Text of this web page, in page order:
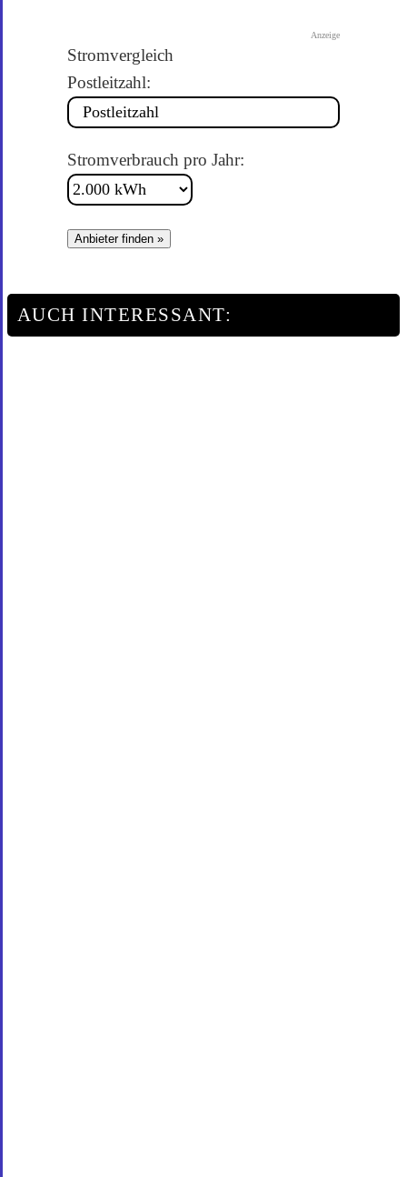
Anzeige
Stromvergleich
Postleitzahl:
Stromverbrauch pro Jahr:
Anbieter finden »
AUCH INTERESSANT: